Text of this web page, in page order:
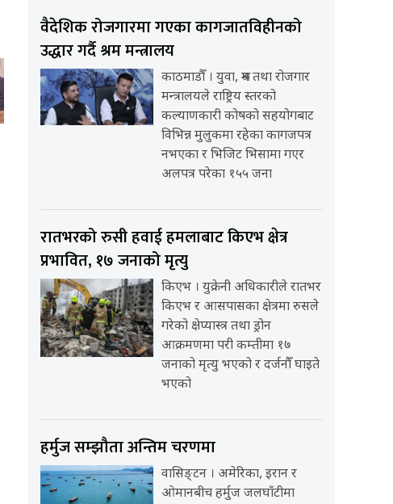
वैदेशिक रोजगारमा गएका कागजातविहीनको
उद्धार गर्दै श्रम मन्त्रालय
काठमाडौँ । युवा, श्रम तथा रोजगार
मन्त्रालयले राष्ट्रिय स्तरको
कल्याणकारी कोषको सहयोगबाट
विभिन्न मुलुकमा रहेका कागजपत्र
नभएका र भिजिट भिसामा गएर
अलपत्र परेका १५५ जना
रातभरको रुसी हवाई हमलाबाट किएभ क्षेत्र
प्रभावित, १७ जनाको मृत्यु
किएभ । युक्रेनी अधिकारीले रातभर
किएभ र आसपासका क्षेत्रमा रुसले
गरेको क्षेप्यास्त्र तथा ड्रोन
आक्रमणमा परी कम्तीमा १७
जनाको मृत्यु भएको र दर्जनौँ घाइते
भएको
हर्मुज सम्झौता अन्तिम चरणमा
वासिङ्टन । अमेरिका, इरान र
ओमानबीच हर्मुज जलघाँटीमा